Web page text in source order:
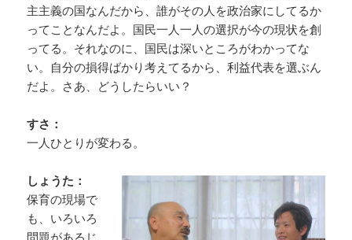
主主義の国なんだから、誰がその人を政治家にしてるか
ってことなんだよ。国民一人一人の選択が今の現状を創
ってる。それなのに、国民は深いところがわかってな
い。自分の損得ばかり考えてるから、利益代表を選ぶん
だよ。さあ、どうしたらいい？
すさ：
一人ひとりが変わる。
しょうた：
保育の現場で
も、いろいろ
問題があるじ